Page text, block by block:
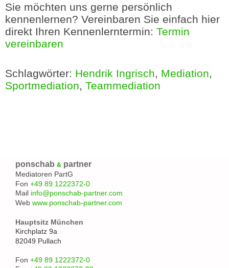
Sie möchten uns gerne persönlich
kennenlernen? Vereinbaren Sie einfach hier
direkt Ihren Kennenlerntermin: Termin
vereinbaren
Schlagwörter: Hendrik Ingrisch, Mediation,
Sportmediation, Teammediation
ponschab & partner
Mediatoren PartG
Fon +49 89 1222372-0
Mail info@ponschab-partner.com
Web www.ponschab-partner.com
Hauptsitz München
Kirchplatz 9a
82049 Pullach
Fon +49 89 1222372-0